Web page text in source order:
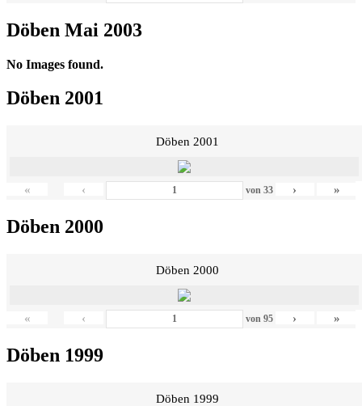
Döben Mai 2003
No Images found.
Döben 2001
Döben 2001
« ‹ von 33 › »
Döben 2000
Döben 2000
« ‹ von 95 › »
Döben 1999
Döben 1999